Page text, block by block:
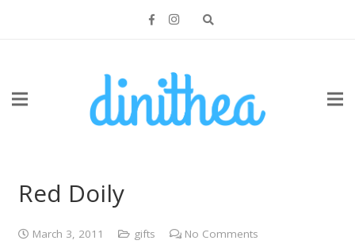
Red Doily
March 3, 2011 gifts No Comments